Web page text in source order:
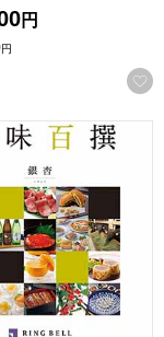
登録する
円
円
のカタログ】
銀杏【カタログギ